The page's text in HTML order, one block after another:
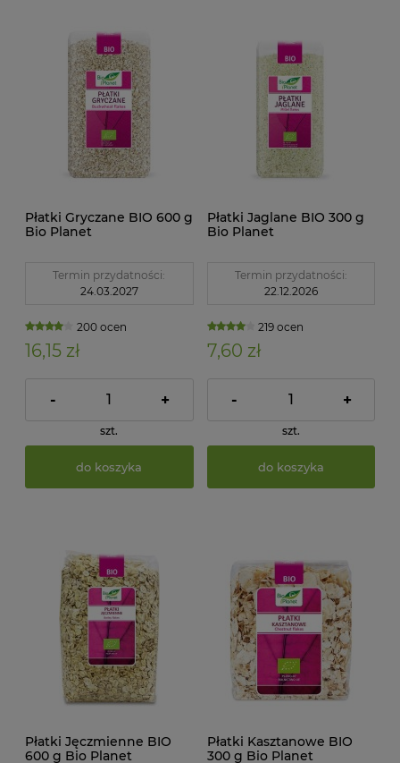
Płatki Gryczane BIO 600 g
Bio Planet
Termin przydatności:
24.03.2027
200 ocen
16,15 zł
- +
szt.
do koszyka
Płatki Jaglane BIO 300 g
Bio Planet
Termin przydatności:
22.12.2026
219 ocen
7,60 zł
- +
szt.
do koszyka
Płatki Jęczmienne BIO
600 g Bio Planet
Płatki Kasztanowe BIO
300 g Bio Planet